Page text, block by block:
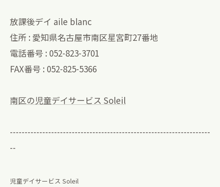
放課後デイ aile blanc
住所 : 愛知県名古屋市南区星宮町27番地
電話番号 : 052-823-3701
FAX番号 : 052-825-5366
南区の児童デイサービス Soleil
--------------------------------------------------------------------
--
児童デイサービス Soleil